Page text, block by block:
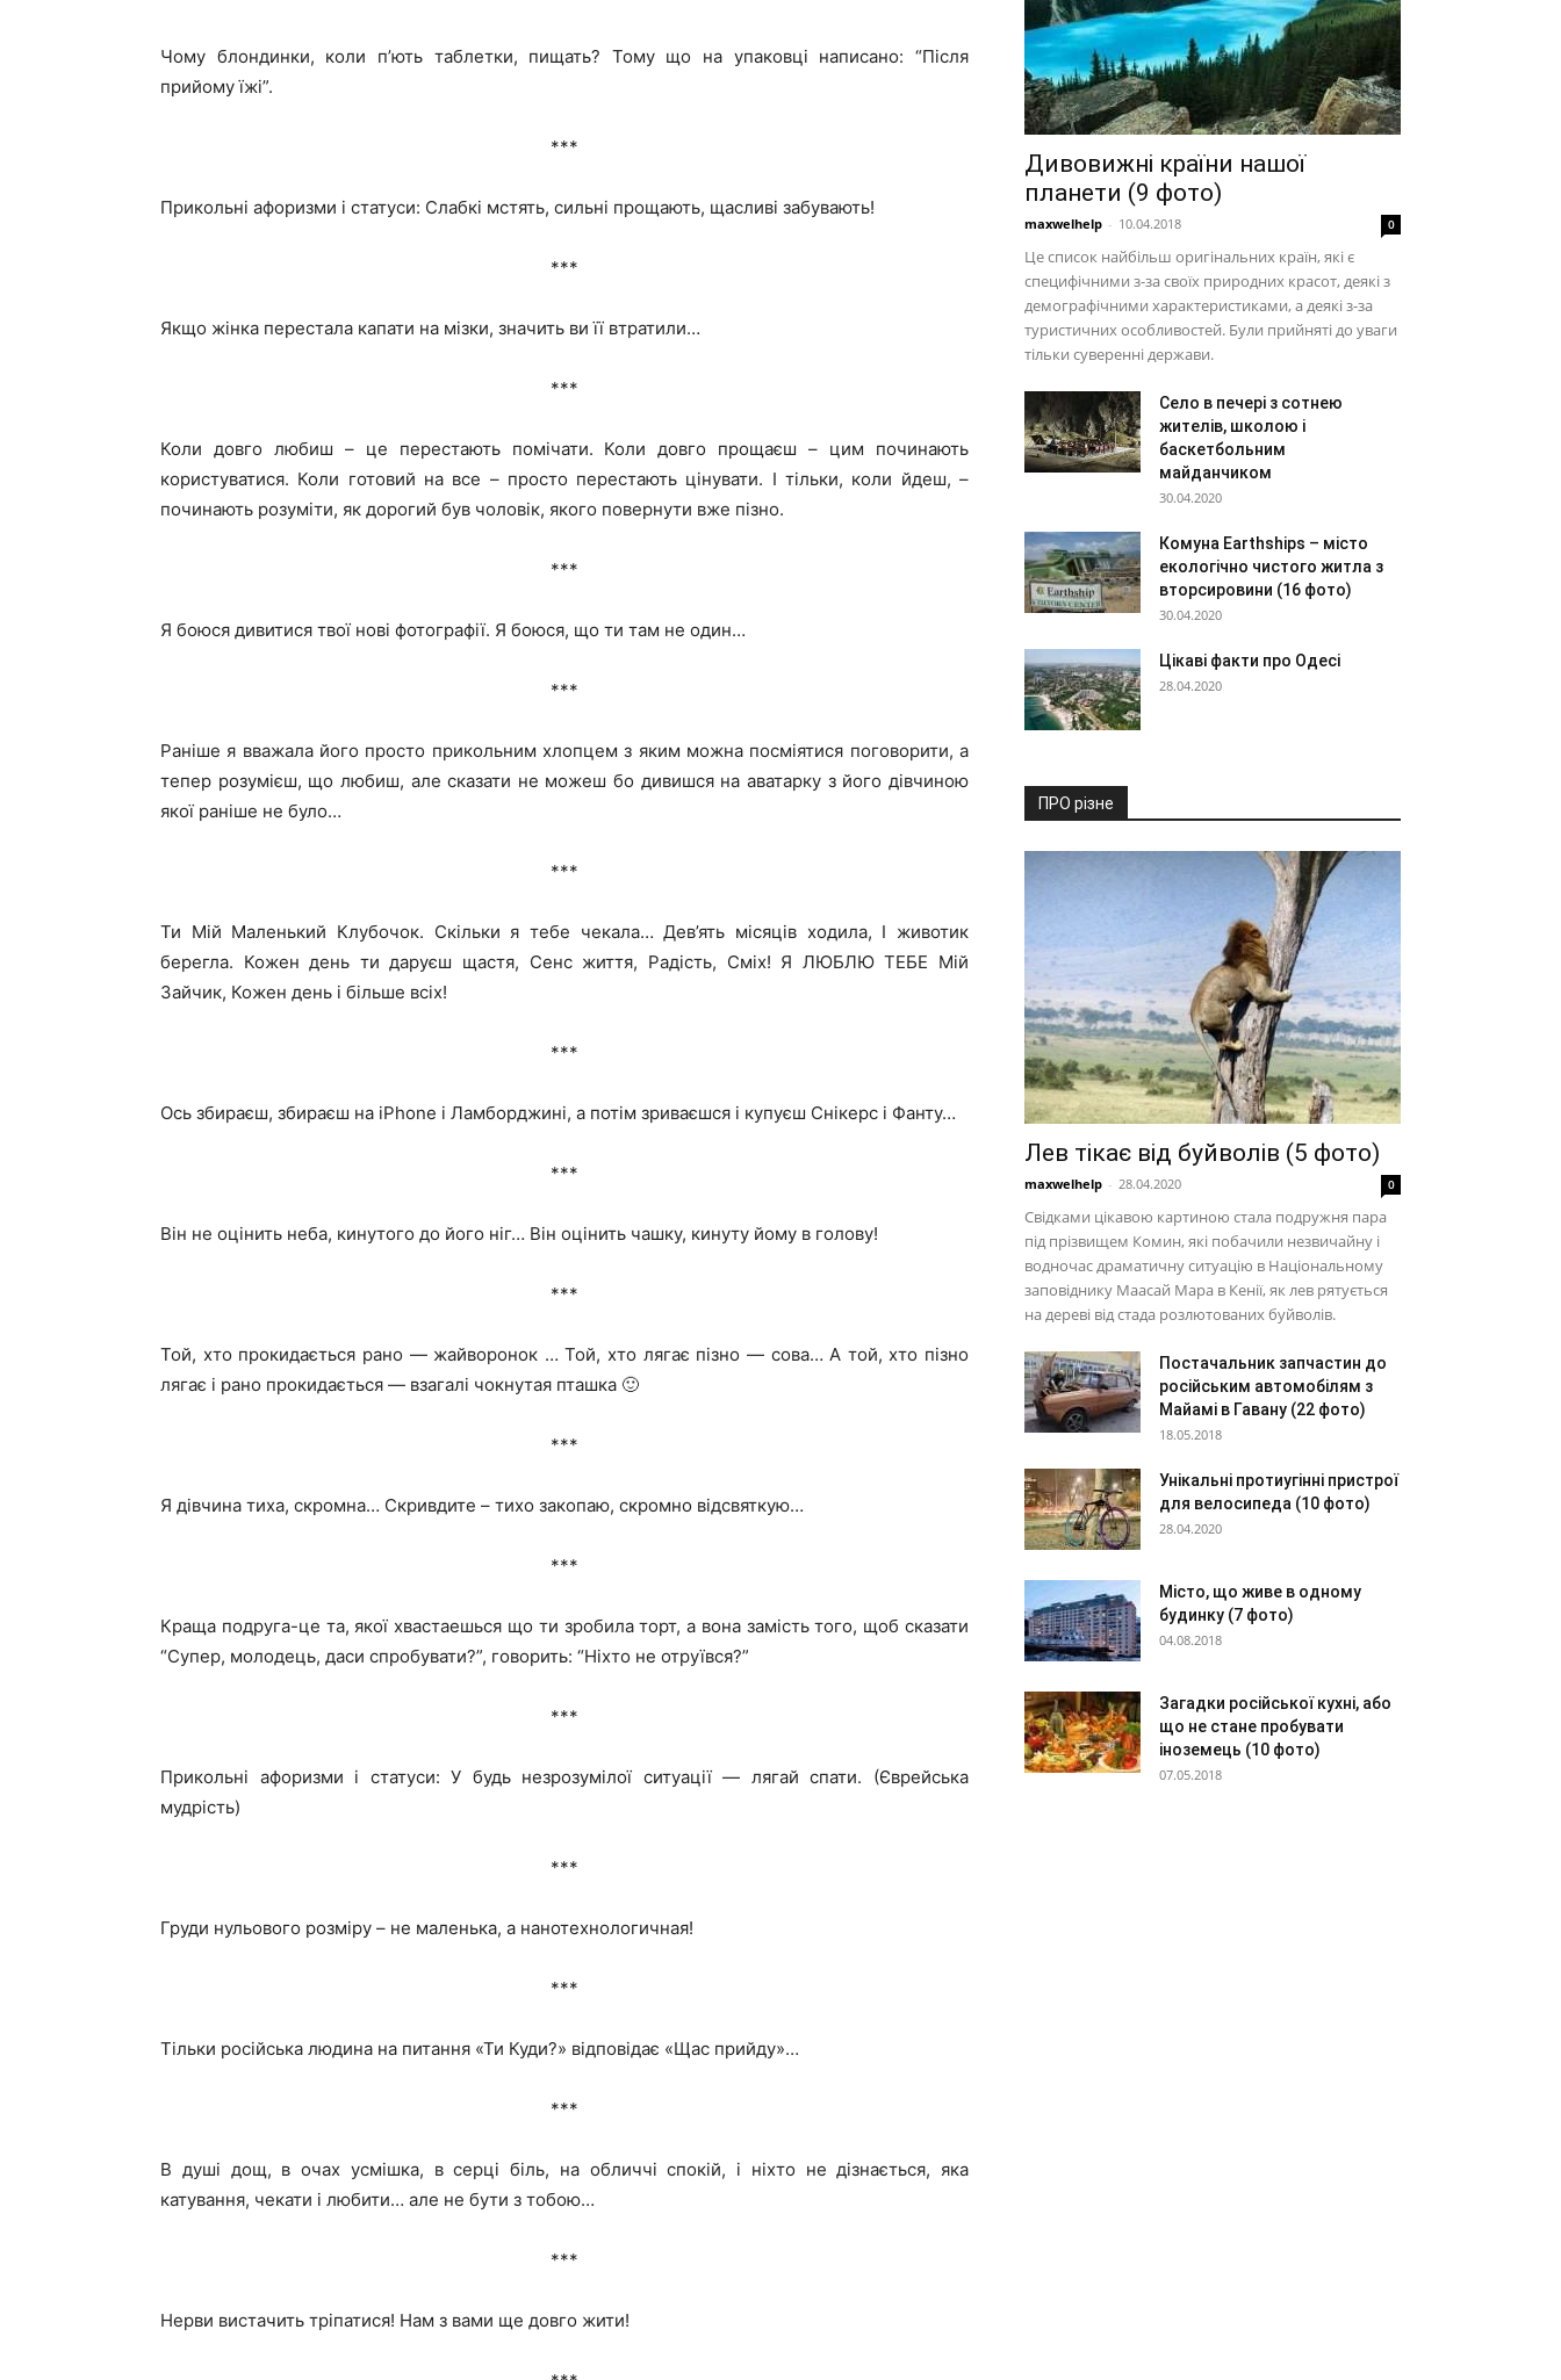
Чому блондинки, коли п’ють таблетки, пищать? Тому що на упаковці написано: “Після
прийому їжі”.
***
Прикольні афоризми і статуси: Слабкі мстять, сильні прощають, щасливі забувають!
***
Якщо жінка перестала капати на мізки, значить ви її втратили…
***
Коли довго любиш – це перестають помічати. Коли довго прощаєш – цим починають
користуватися. Коли готовий на все – просто перестають цінувати. І тільки, коли йдеш, –
починають розуміти, як дорогий був чоловік, якого повернути вже пізно.
***
Я боюся дивитися твої нові фотографії. Я боюся, що ти там не один…
***
Раніше я вважала його просто прикольним хлопцем з яким можна посміятися поговорити, а
тепер розумієш, що любиш, але сказати не можеш бо дивишся на аватарку з його дівчиною
якої раніше не було…
***
Ти Мій Маленький Клубочок. Скільки я тебе чекала… Дев’ять місяців ходила, І животик
берегла. Кожен день ти даруєш щастя, Сенс життя, Радість, Сміх! Я ЛЮБЛЮ ТЕБЕ Мій
Зайчик, Кожен день і більше всіх!
***
Ось збираєш, збираєш на iPhone і Ламборджині, а потім зриваєшся і купуєш Снікерс і Фанту…
***
Він не оцінить неба, кинутого до його ніг… Він оцінить чашку, кинуту йому в голову!
***
Той, хто прокидається рано — жайворонок … Той, хто лягає пізно — сова… А той, хто пізно
лягає і рано прокидається — взагалі чокнутая пташка 🙂
***
Я дівчина тиха, скромна… Скривдите – тихо закопаю, скромно відсвяткую…
***
Краща подруга-це та, якої хвастаешься що ти зробила торт, а вона замість того, щоб сказати
“Супер, молодець, даси спробувати?”, говорить: “Ніхто не отруївся?”
***
Прикольні афоризми і статуси: У будь незрозумілої ситуації — лягай спати. (Єврейська
мудрість)
***
Груди нульового розміру – не маленька, а нанотехнологичная!
***
Тільки російська людина на питання «Ти Куди?» відповідає «Щас прийду»…
***
В душі дощ, в очах усмішка, в серці біль, на обличчі спокій, і ніхто не дізнається, яка
катування, чекати і любити… але не бути з тобою…
***
Нерви вистачить тріпатися! Нам з вами ще довго жити!
Дивовижні країни нашої
планети (9 фото)
maxwelhelp - 10.04.2018 0
Це список найбільш оригінальних країн, які є
специфічними з-за своїх природних красот, деякі з
демографічними характеристиками, а деякі з-за
туристичних особливостей. Були прийняті до уваги
тільки суверенні держави.
Село в печері з сотнею
жителів, школою і
баскетбольним
майданчиком
30.04.2020
Комуна Earthships – місто
екологічно чистого житла з
вторсировини (16 фото)
30.04.2020
Цікаві факти про Одесі
28.04.2020
ПРО різне
Лев тікає від буйволів (5 фото)
maxwelhelp - 28.04.2020 0
Свідками цікавою картиною стала подружня пара
під прізвищем Комин, які побачили незвичайну і
водночас драматичну ситуацію в Національному
заповіднику Маасай Мара в Кенії, як лев рятується
на дереві від стада розлютованих буйволів.
Постачальник запчастин до
російським автомобілям з
Майамі в Гавану (22 фото)
18.05.2018
Унікальні протиугінні пристрої
для велосипеда (10 фото)
28.04.2020
Місто, що живе в одному
будинку (7 фото)
04.08.2018
Загадки російської кухні, або
що не стане пробувати
іноземець (10 фото)
07.05.2018